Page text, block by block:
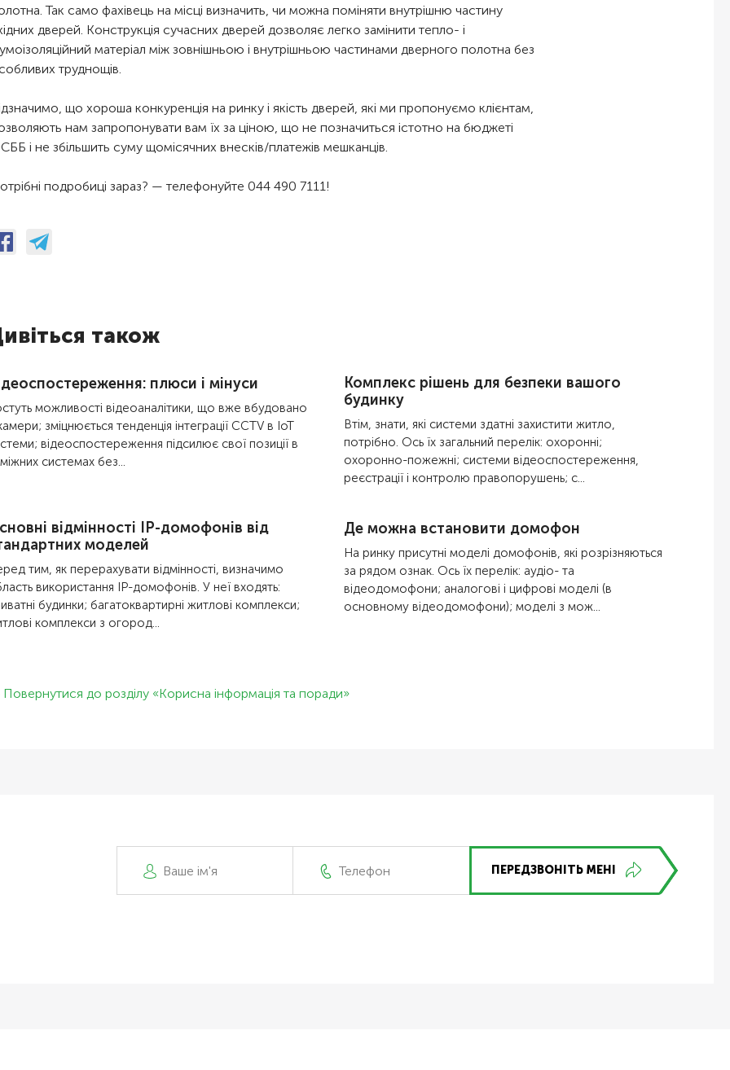
Так само фахівець на місці визначить, чи можна поміняти внутрішню частину
дверей. Конструкція сучасних дверей дозволяє легко замінити тепло- і
матеріал між зовнішньою і внутрішньою частинами дверного полотна без
труднощів.
що хороша конкуренція на ринку і якість дверей, які ми пропонуємо клієнтам,
нам запропонувати вам їх за ціною, що не позначиться істотно на бюджеті
і не збільшить суму щомісячних внесків/платежів мешканців.
подробиці зараз? — телефонуйте 044 490 7111!
також
плюси і мінуси
можливості відеоаналітики, що вже вбудовано
зміцнюється тенденція інтеграції CCTV в IoT
відеоспостереження підсилює свої позиції в
системах без...
Комплекс рішень для безпеки вашого
будинку
Втім, знати, які системи здатні захистити житло,
потрібно. Ось їх загальний перелік: охоронні;
охоронно-пожежні; системи відеоспостереження,
реєстрації і контролю правопорушень; с...
відмінності IP-домофонів від
моделей
тим, як перерахувати відмінності, визначимо
використання IP-домофонів. У неї входять:
будинки; багатоквартирні житлові комплекси;
комплекси з огород...
Де можна встановити домофон
На ринку присутні моделі домофонів, які розрізняються
за рядом ознак. Ось їх перелік: аудіо- та
відеодомофони; аналогові і цифрові моделі (в
основному відеодомофони); моделі з мож...
Повернутися до розділу «Корисна інформація та поради»
ПЕРЕДЗВОНІТЬ МЕНІ